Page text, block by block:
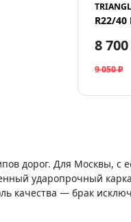
R22/40
8
9 050 ₽
дорог. Для Москвы,
ударопрочный
качества — брак